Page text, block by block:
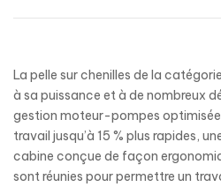
La pelle sur chenilles de la
à sa puissance et à de nombreux
gestion moteur-pompes optimisée
travail jusqu’à 15 % plus rapides,
cabine conçue de façon
sont réunies pour permettre un